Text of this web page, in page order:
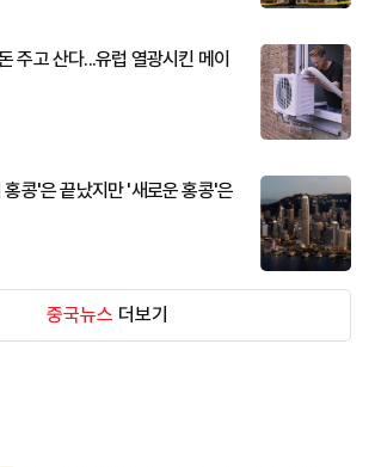
주고 산다...유럽 열광시킨 메이
콩'은 끝났지만 '새로운 홍콩'은
중국뉴스 더보기